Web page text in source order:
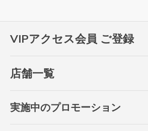
VIPアクセス会員 ご登録
店舗一覧
実施中のプロモーション